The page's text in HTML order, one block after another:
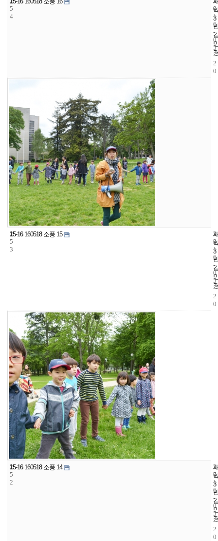
5
4
3
0
0
1
6
-
0
5
-
2
0
2
5
3
15-16 160518 소풍 15
3
3
3
2
0
1
6
-
0
5
-
2
0
2
5
2
15-16 160518 소풍 14
3
2
7
2
0
1
6
-
0
5
-
2
0